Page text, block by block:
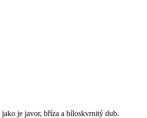
jako je javor, bříza a bíloskvrnitý dub.